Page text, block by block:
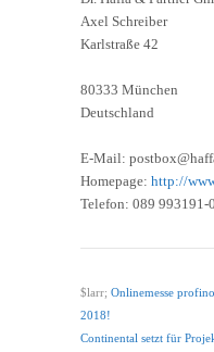
Axel Schreiber
Karlstraße 42
80333 München
Deutschland
E-Mail:
Homepage: http://
Telefon: 089 993191-0
$larr; Onlinemesse
2018!
Continental setzt für